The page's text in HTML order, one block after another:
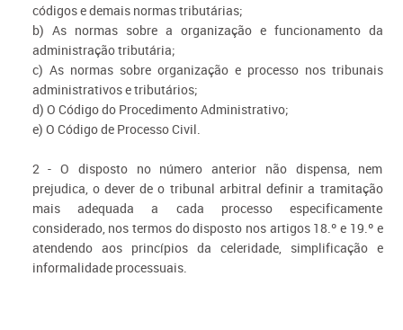
códigos e demais normas tributárias;
b) As normas sobre a organização e funcionamento da
administração tributária;
c) As normas sobre organização e processo nos tribunais
administrativos e tributários;
d) O Código do Procedimento Administrativo;
e) O Código de Processo Civil.
2 - O disposto no número anterior não dispensa, nem
prejudica, o dever de o tribunal arbitral definir a tramitação
mais adequada a cada processo especificamente
considerado, nos termos do disposto nos artigos 18.º e 19.º e
atendendo aos princípios da celeridade, simplificação e
informalidade processuais.